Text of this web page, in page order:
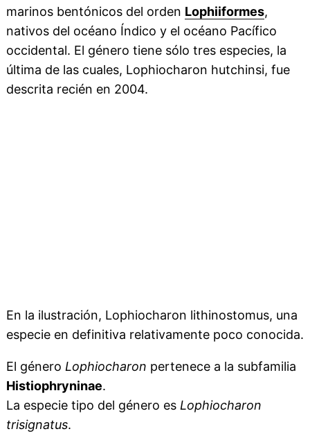
marinos bentónicos del orden Lophiiformes,
nativos del océano Índico y el océano Pacífico
occidental. El género tiene sólo tres especies, la
última de las cuales, Lophiocharon hutchinsi, fue
descrita recién en 2004.
En la ilustración, Lophiocharon lithinostomus, una
especie en definitiva relativamente poco conocida.
El género Lophiocharon pertenece a la subfamilia
Histiophryninae.
La especie tipo del género es Lophiocharon
trisignatus.